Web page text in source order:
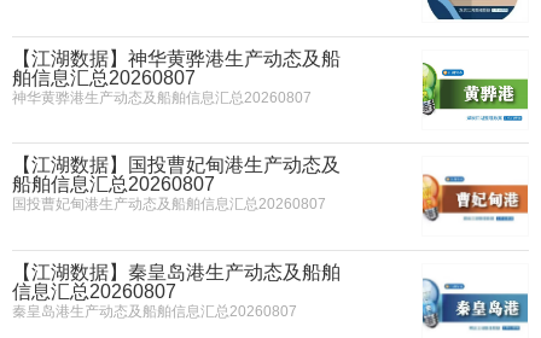
【江湖数据】神华黄骅港生产动态及船
舶信息汇总20260807
神华黄骅港生产动态及船舶信息汇总20260807
【江湖数据】国投曹妃甸港生产动态及
船舶信息汇总20260807
国投曹妃甸港生产动态及船舶信息汇总20260807
【江湖数据】秦皇岛港生产动态及船舶
信息汇总20260807
秦皇岛港生产动态及船舶信息汇总20260807